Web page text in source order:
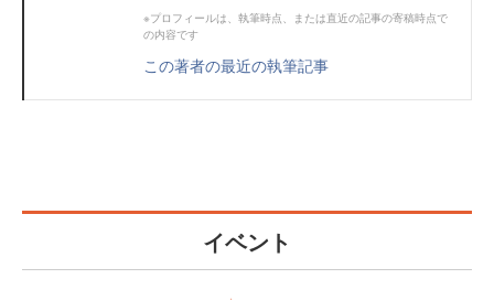
※プロフィールは、執筆時点、または直近の記事の寄稿時点で
の内容です
この著者の最近の執筆記事
イベント